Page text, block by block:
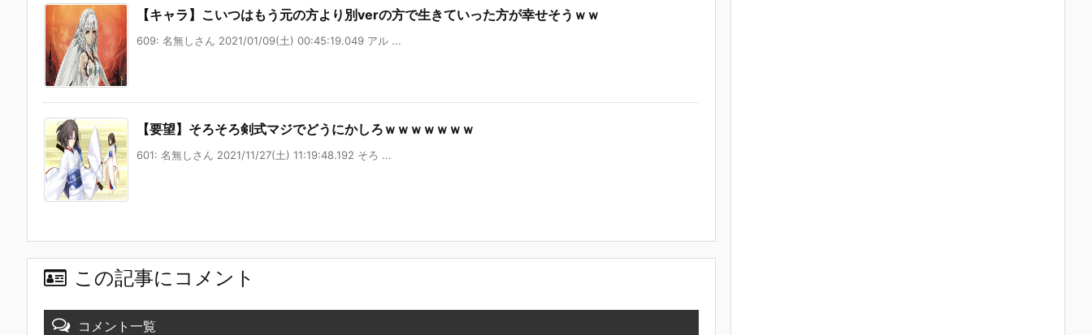
【キャラ】こいつはもう元の方より別verの方で生きていった方が幸せそうｗｗ
609: 名無しさん 2021/01/09(土) 00:45:19.049 アル ...
【要望】そろそろ剣式マジでどうにかしろｗｗｗｗｗｗｗ
601: 名無しさん 2021/11/27(土) 11:19:48.192 そろ ...
この記事にコメント
コメント一覧